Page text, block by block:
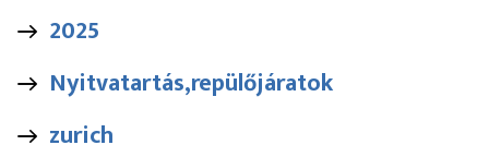
2025
Nyitvatartás,repülőjáratok
zurich